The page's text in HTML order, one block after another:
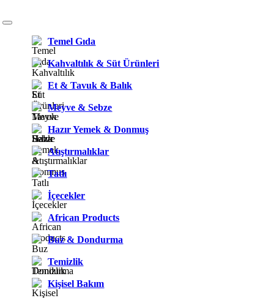
Temel Gıda
Kahvaltılık & Süt Ürünleri
Et & Tavuk & Balık
Meyve & Sebze
Hazır Yemek & Donmuş
Atıştırmalıklar
Tatlı
İçecekler
African Products
Buz & Dondurma
Temizlik
Kişisel Bakım